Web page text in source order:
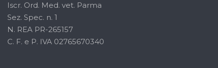
Iscr. Ord. Med. vet. Parma
Sez. Spec. n. 1
N. REA PR-265157
C. F. e P. IVA 02765670340